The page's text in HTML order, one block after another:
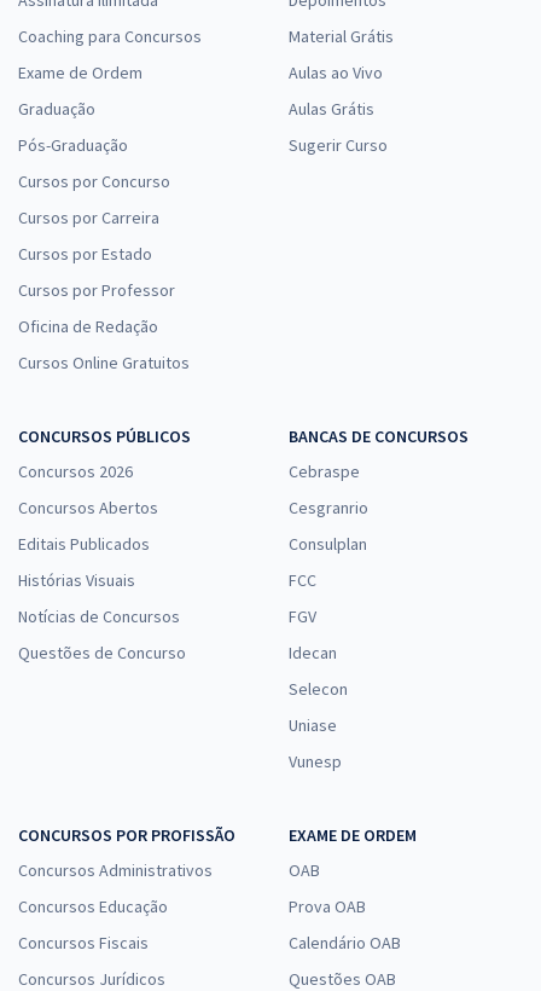
Coaching para Concursos
Exame de Ordem
Graduação
Pós-Graduação
Cursos por Concurso
Cursos por Carreira
Cursos por Estado
Cursos por Professor
Oficina de Redação
Cursos Online Gratuitos
Material Grátis
Aulas ao Vivo
Aulas Grátis
Sugerir Curso
CONCURSOS PÚBLICOS
Concursos 2026
Concursos Abertos
Editais Publicados
Histórias Visuais
Notícias de Concursos
Questões de Concurso
BANCAS DE CONCURSOS
Cebraspe
Cesgranrio
Consulplan
FCC
FGV
Idecan
Selecon
Uniase
Vunesp
CONCURSOS POR PROFISSÃO
Concursos Administrativos
Concursos Educação
Concursos Fiscais
Concursos Jurídicos
EXAME DE ORDEM
OAB
Prova OAB
Calendário OAB
Questões OAB